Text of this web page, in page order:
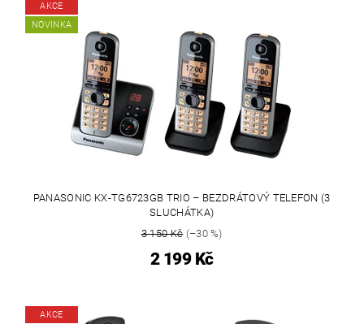
AKCE
NOVINKA
PANASONIC KX-TG6723GB TRIO – BEZDRÁTOVÝ TELEFON (3
SLUCHÁTKA)
3 150 Kč(–30 %)
2 199 Kč
AKCE